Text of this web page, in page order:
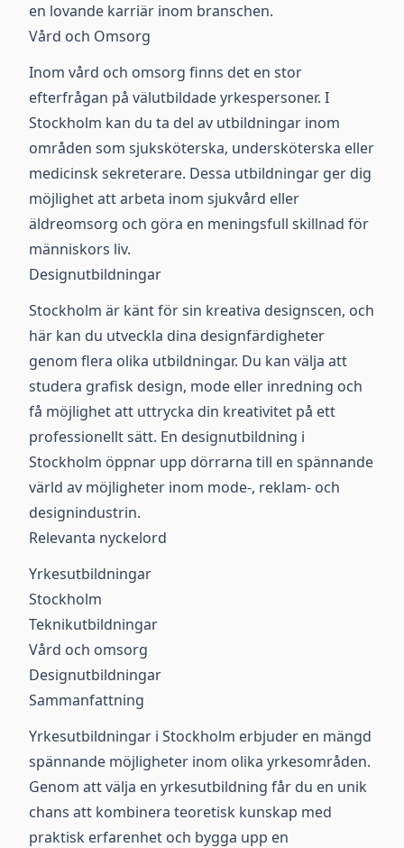
en lovande karriär inom branschen.
Vård och Omsorg
Inom vård och omsorg finns det en stor
efterfrågan på välutbildade yrkespersoner. I
Stockholm kan du ta del av utbildningar inom
områden som sjuksköterska, undersköterska eller
medicinsk sekreterare. Dessa utbildningar ger dig
möjlighet att arbeta inom sjukvård eller
äldreomsorg och göra en meningsfull skillnad för
människors liv.
Designutbildningar
Stockholm är känt för sin kreativa designscen, och
här kan du utveckla dina designfärdigheter
genom flera olika utbildningar. Du kan välja att
studera grafisk design, mode eller inredning och
få möjlighet att uttrycka din kreativitet på ett
professionellt sätt. En designutbildning i
Stockholm öppnar upp dörrarna till en spännande
värld av möjligheter inom mode-, reklam- och
designindustrin.
Relevanta nyckelord
Yrkesutbildningar
Stockholm
Teknikutbildningar
Vård och omsorg
Designutbildningar
Sammanfattning
Yrkesutbildningar i Stockholm erbjuder en mängd
spännande möjligheter inom olika yrkesområden.
Genom att välja en yrkesutbildning får du en unik
chans att kombinera teoretisk kunskap med
praktisk erfarenhet och bygga upp en